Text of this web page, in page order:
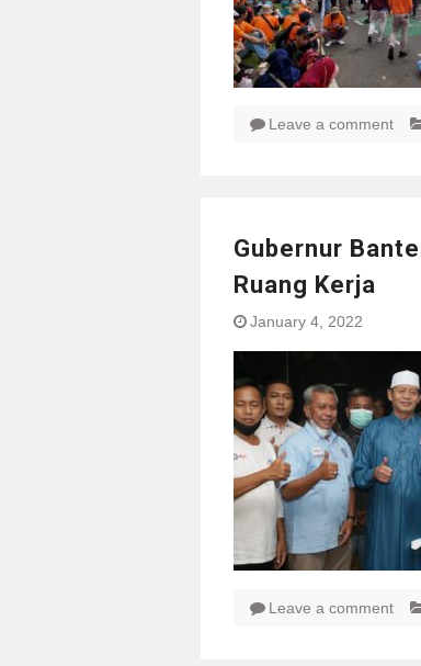
Leave a comment
Gubernur
Ruang Kerja
January 4, 2022
Leave a comment